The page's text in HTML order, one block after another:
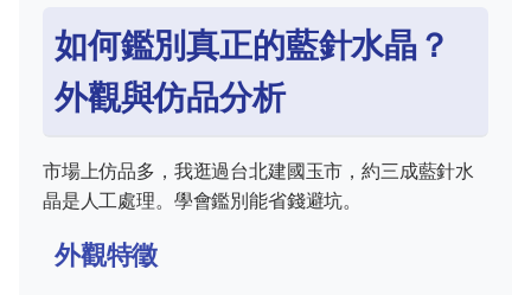
如何鑑別真正的藍針水晶？
外觀與仿品分析
市場上仿品多，我逛過台北建國玉市，約三成藍針水
晶是人工處理。學會鑑別能省錢避坑。
外觀特徵